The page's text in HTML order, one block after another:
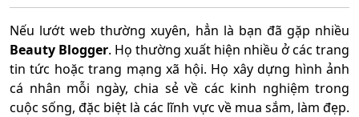
Nếu lướt web thường xuyên, hẳn là bạn đã gặp nhiều
Beauty Blogger. Họ thường xuất hiện nhiều ở các trang
tin tức hoặc trang mạng xã hội. Họ xây dựng hình ảnh
cá nhân mỗi ngày, chia sẻ về các kinh nghiệm trong
cuộc sống, đặc biệt là các lĩnh vực về mua sắm, làm đẹp.